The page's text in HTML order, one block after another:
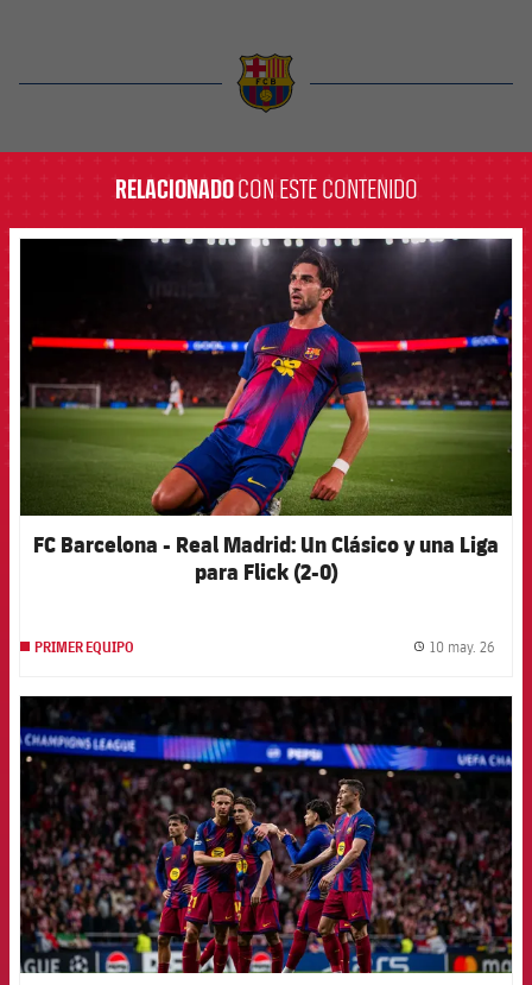
RELACIONADOCON ESTE CONTENIDO
FCB Barcelona badge
FC Barcelona - Real Madrid: Un Clásico y una Liga
para Flick (2-0)
PRIMER EQUIPO 10 may. 26
FCB Barcelona badge